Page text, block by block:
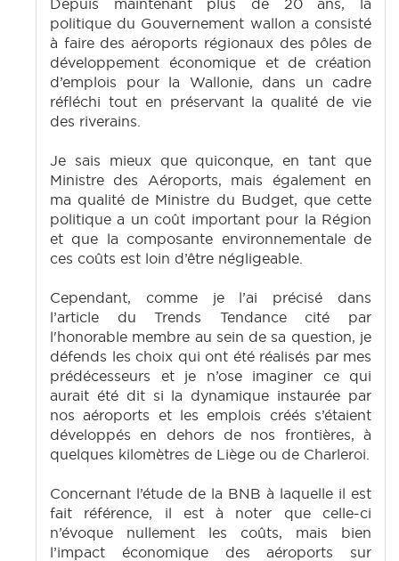
Depuis maintenant plus de 20 ans, la
politique du Gouvernement wallon a consisté
à faire des aéroports régionaux des pôles de
développement économique et de création
d’emplois pour la Wallonie, dans un cadre
réfléchi tout en préservant la qualité de vie
des riverains.
Je sais mieux que quiconque, en tant que
Ministre des Aéroports, mais également en
ma qualité de Ministre du Budget, que cette
politique a un coût important pour la Région
et que la composante environnementale de
ces coûts est loin d’être négligeable.
Cependant, comme je l’ai précisé dans
l’article du Trends Tendance cité par
l'honorable membre au sein de sa question, je
défends les choix qui ont été réalisés par mes
prédécesseurs et je n’ose imaginer ce qui
aurait été dit si la dynamique instaurée par
nos aéroports et les emplois créés s’étaient
développés en dehors de nos frontières, à
quelques kilomètres de Liège ou de Charleroi.
Concernant l’étude de la BNB à laquelle il est
fait référence, il est à noter que celle-ci
n’évoque nullement les coûts, mais bien
l’impact économique des aéroports sur